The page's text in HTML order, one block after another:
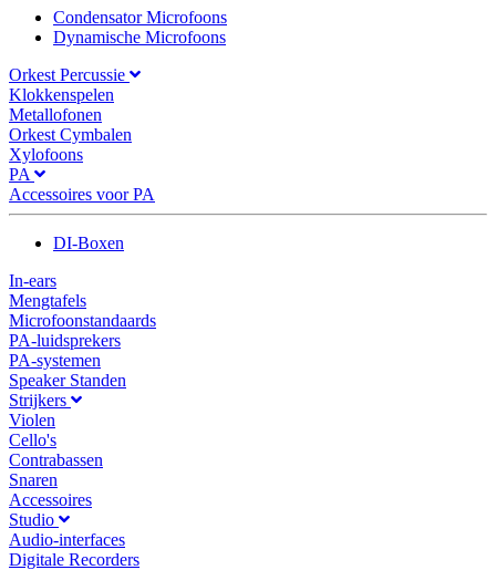
Condensator Microfoons
Dynamische Microfoons
Orkest Percussie
Klokkenspelen
Metallofonen
Orkest Cymbalen
Xylofoons
PA
Accessoires voor PA
DI-Boxen
In-ears
Mengtafels
Microfoonstandaards
PA-luidsprekers
PA-systemen
Speaker Standen
Strijkers
Violen
Cello's
Contrabassen
Snaren
Accessoires
Studio
Audio-interfaces
Digitale Recorders